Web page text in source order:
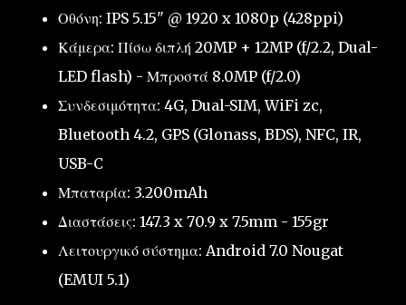
Οθόνη: IPS 5.15" @ 1920 x 1080p (428ppi)
Κάμερα: Πίσω διπλή 20MP + 12MP (f/2.2, Dual-
LED flash) - Μπροστά 8.0MP (f/2.0)
Συνδεσιμότητα: 4G, Dual-SIM, WiFi zc,
Bluetooth 4.2, GPS (Glonass, BDS), NFC, IR,
USB-C
Μπαταρία: 3.200mAh
Διαστάσεις: 147.3 x 70.9 x 7.5mm - 155gr
Λειτουργικό σύστημα: Android 7.0 Nougat
(EMUI 5.1)